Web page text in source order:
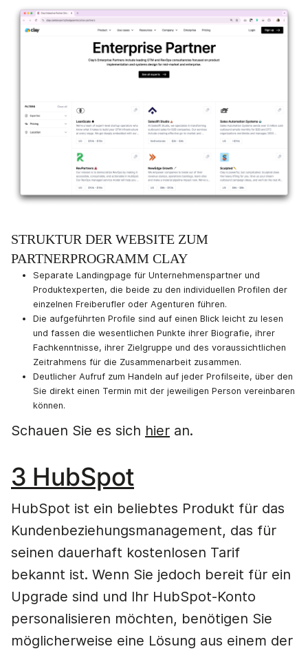
STRUKTUR DER WEBSITE ZUM
PARTNERPROGRAMM CLAY
Separate Landingpage für Unternehmenspartner und
Produktexperten, die beide zu den individuellen Profilen der
einzelnen Freiberufler oder Agenturen führen.
Die aufgeführten Profile sind auf einen Blick leicht zu lesen
und fassen die wesentlichen Punkte ihrer Biografie, ihrer
Fachkenntnisse, ihrer Zielgruppe und des voraussichtlichen
Zeitrahmens für die Zusammenarbeit zusammen.
Deutlicher Aufruf zum Handeln auf jeder Profilseite, über den
Sie direkt einen Termin mit der jeweiligen Person vereinbaren
können.
Schauen Sie es sich hier an.
3 HubSpot
HubSpot ist ein beliebtes Produkt für das
Kundenbeziehungsmanagement, das für
seinen dauerhaft kostenlosen Tarif
bekannt ist. Wenn Sie jedoch bereit für ein
Upgrade sind und Ihr HubSpot-Konto
personalisieren möchten, benötigen Sie
möglicherweise eine Lösung aus einem der